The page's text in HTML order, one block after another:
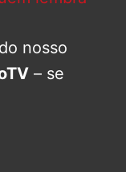
nosso
– se